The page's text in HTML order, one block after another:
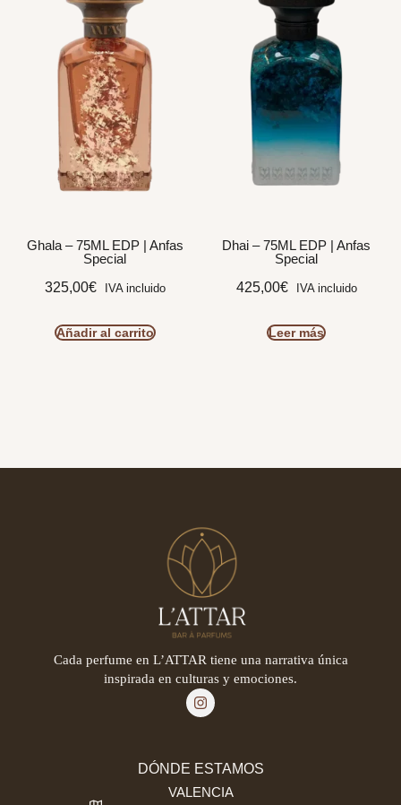
Ghala – 75ML EDP | Anfas
Special
325,00€ IVA incluido
Añadir al carrito
Dhai – 75ML EDP | Anfas
Special
425,00€ IVA incluido
Leer más
Cada perfume en L’ATTAR tiene una narrativa única
inspirada en culturas y emociones.
DÓNDE ESTAMOS
VALENCIA